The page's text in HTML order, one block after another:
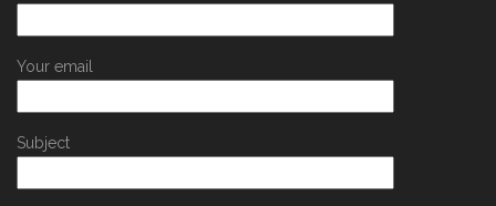
Your email
Subject